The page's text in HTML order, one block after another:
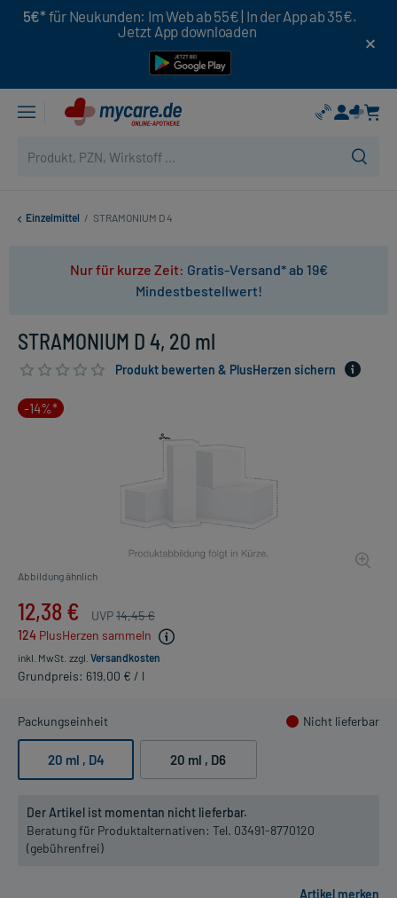
5€* für Neukunden: Im Web ab 55€ | In der App ab 35€.
Jetzt App downloaden
Einzelmittel / STRAMONIUM D 4
Nur für kurze Zeit: Gratis-Versand* ab 19€
Mindestbestellwert!
STRAMONIUM D 4, 20 ml
Produkt bewerten & PlusHerzen sichern
-14%*
Abbildung ähnlich
12,38 € UVP14,45 €
124 PlusHerzen sammeln
inkl. MwSt. zzgl. Versandkosten
Grundpreis: 619,00 € / l
Packungseinheit Nicht lieferbar
20 ml , D4 20 ml , D6
Der Artikel ist momentan nicht lieferbar.
Beratung für Produktalternativen: Tel. 03491-8770120
(gebührenfrei)